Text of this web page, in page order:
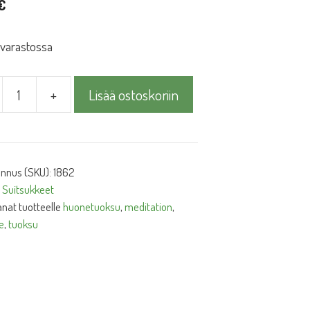
+ Lisää ostoskoriin
(SKU):1862
Suitsukkeet
tuotteellehuonetuoksu,meditation,
,tuoksu